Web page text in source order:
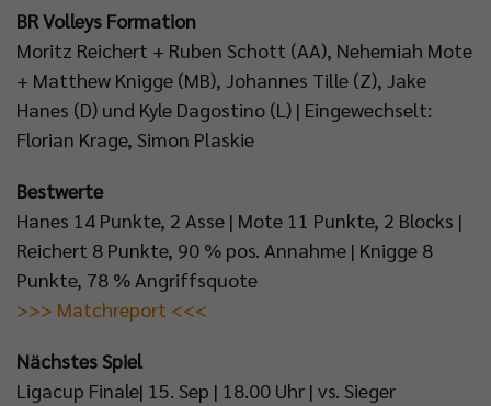
BR Volleys Formation
Moritz Reichert + Ruben Schott (AA), Nehemiah Mote
+ Matthew Knigge (MB), Johannes Tille (Z), Jake
Hanes (D) und Kyle Dagostino (L) | Eingewechselt:
Florian Krage, Simon Plaskie
Bestwerte
Hanes 14 Punkte, 2 Asse | Mote 11 Punkte, 2 Blocks |
Reichert 8 Punkte, 90 % pos. Annahme | Knigge 8
Punkte, 78 % Angriffsquote
>>> Matchreport <<<
Nächstes Spiel
Ligacup Finale| 15. Sep | 18.00 Uhr | vs. Sieger